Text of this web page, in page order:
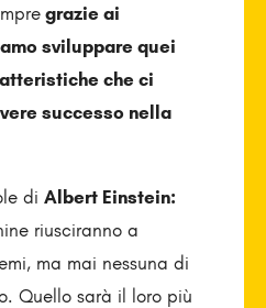
grazie ai
sviluppare quei
che ci
successo nella
di Albert Einstein:
riusciranno a
ma mai nessuna di
Quello sarà il loro più